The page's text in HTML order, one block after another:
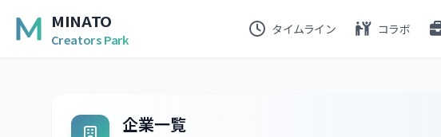
MINATO
Creators Park
タイムライン コラボ
企業一覧